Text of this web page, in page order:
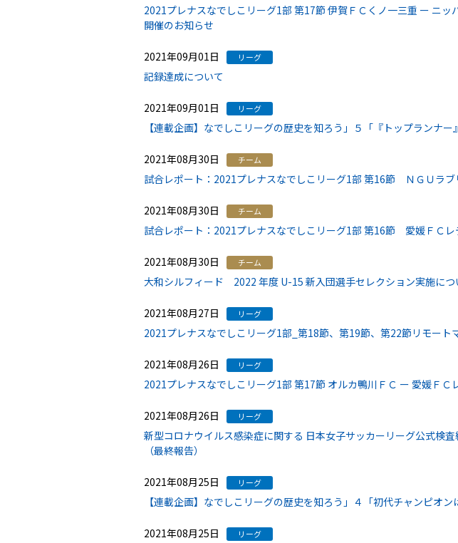
2021プレナスなでしこリーグ1部 第17節 伊賀ＦＣくノ一三重 ー ニ
開催のお知らせ
2021年09月01日 リーグ
記録達成について
2021年09月01日 リーグ
【連載企画】なでしこリーグの歴史を知ろう」５「『トップランナ
2021年08月30日 チーム
試合レポート：2021プレナスなでしこリーグ1部 第16節 ＮＧＵラ
2021年08月30日 チーム
試合レポート：2021プレナスなでしこリーグ1部 第16節 愛媛ＦＣレ
2021年08月30日 チーム
大和シルフィード 2022 年度 U-15 新入団選手セレクション実施につ
2021年08月27日 リーグ
2021プレナスなでしこリーグ1部_第18節、第19節、第22節リモート
2021年08月26日 リーグ
2021プレナスなでしこリーグ1部 第17節 オルカ鴨川ＦＣ ー 愛媛ＦＣ
2021年08月26日 リーグ
新型コロナウイルス感染症に関する 日本女子サッカーリーグ公式検
（最終報告）
2021年08月25日 リーグ
【連載企画】なでしこリーグの歴史を知ろう」４「初代チャンピオ
2021年08月25日 リーグ